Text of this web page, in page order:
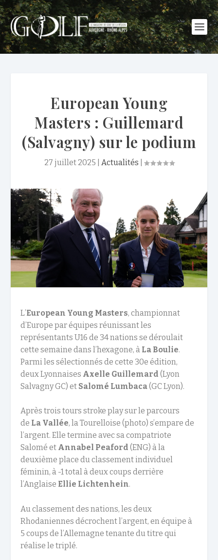
European Young
Masters : Guillemard
(Salvagny) sur le podium
27 juillet 2025 Actualités
L’European Young Masters, championnat
d’Europe par équipes réunissant les
représentants U16 de 34 nations se déroulait
cette semaine dans l’hexagone, à La Boulie.
Parmi les sélectionnés de cette 30e édition,
deux Lyonnaises Axelle Guillemard (Lyon
Salvagny GC) et Salomé Lumbaca(GC Lyon).
Après trois tours stroke play sur le parcours
de La Vallée, la Tourelloise (photo) s’empare de
l’argent. Elle termine avec sa compatriote
Salomé et Annabel Peaford (ENG) à la
deuxième place du classement individuel
féminin, à -1 total à deux coups derrière
l’Anglaise Ellie Lichtenhein.
Au classement des nations, les deux
Rhodaniennes décrochent l’argent, en équipe à
5 coups de l’Allemagne tenante du titre qui
réalise le triplé.